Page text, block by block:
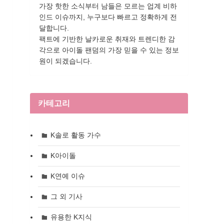
가장 핫한 소식부터 남들은 모르는 업계 비하
인드 이슈까지, 누구보다 빠르고 정확하게 전
달합니다.
팩트에 기반한 날카로운 취재와 트렌디한 감
각으로 아이돌 팬덤의 가장 믿을 수 있는 정보
원이 되겠습니다.
카테고리
K솔로 활동 가수
K아이돌
K연예 이슈
그 외 기사
유용한 K지식